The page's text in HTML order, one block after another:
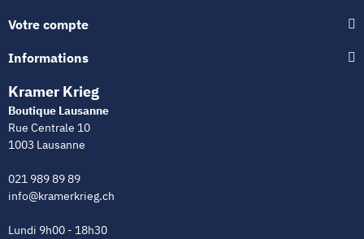
Votre compte
Informations
Kramer Krieg
Boutique Lausanne
Rue Centrale 10
1003 Lausanne
021 989 89 89
info@kramerkrieg.ch
Lundi 9h00 - 18h30